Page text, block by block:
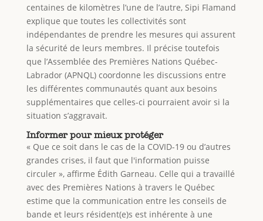
centaines de kilomètres l’une de l’autre, Sipi Flamand
explique que toutes les collectivités sont
indépendantes de prendre les mesures qui assurent
la sécurité de leurs membres. Il précise toutefois
que l’Assemblée des Premières Nations Québec-
Labrador (APNQL) coordonne les discussions entre
les différentes communautés quant aux besoins
supplémentaires que celles-ci pourraient avoir si la
situation s’aggravait.
Informer pour mieux protéger
« Que ce soit dans le cas de la COVID-19 ou d’autres
grandes crises, il faut que l'information puisse
circuler », affirme Édith Garneau. Celle qui a travaillé
avec des Premières Nations à travers le Québec
estime que la communication entre les conseils de
bande et leurs résident(e)s est inhérente à une